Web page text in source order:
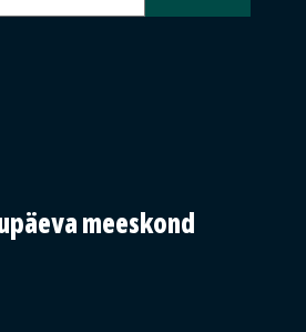
meeskond